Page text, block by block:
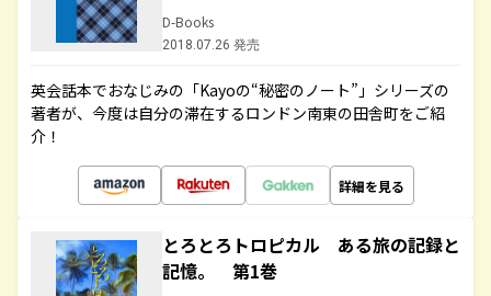
D-Books
2018.07.26 発売
英会話本でおなじみの「Kayoの“秘密のノート”」シリーズの
著者が、今度は自分の滞在するロンドン南東の田舎町をご紹
介！
詳細を見る
とろとろトロピカル ある旅の記録と
記憶。 第1巻